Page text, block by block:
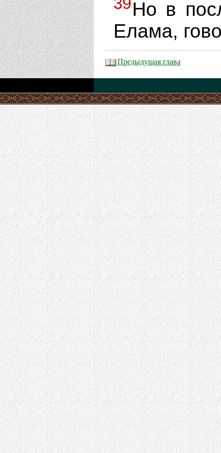
39Но в
Елама,
Предыдущая глава